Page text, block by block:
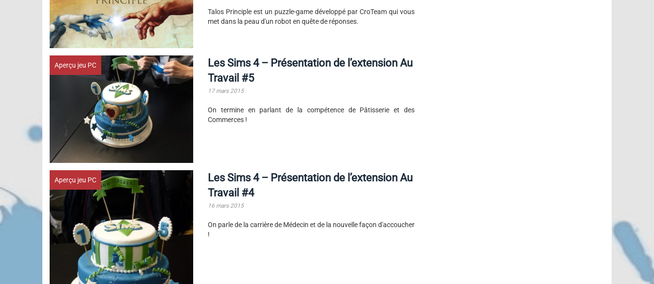
Talos Principle est un puzzle-game développé par CroTeam qui vous
met dans la peau d'un robot en quête de réponses.
Aperçu jeu PC
Les Sims 4 – Présentation de l’extension Au
Travail #5
17 mars 2015
On termine en parlant de la compétence de Pâtisserie et des
Commerces !
Aperçu jeu PC
Les Sims 4 – Présentation de l’extension Au
Travail #4
16 mars 2015
On parle de la carrière de Médecin et de la nouvelle façon d'accoucher
!